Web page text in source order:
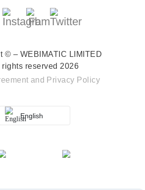
© – WEBIMATIC LIMITED
reserved 2026
and Privacy Policy
English